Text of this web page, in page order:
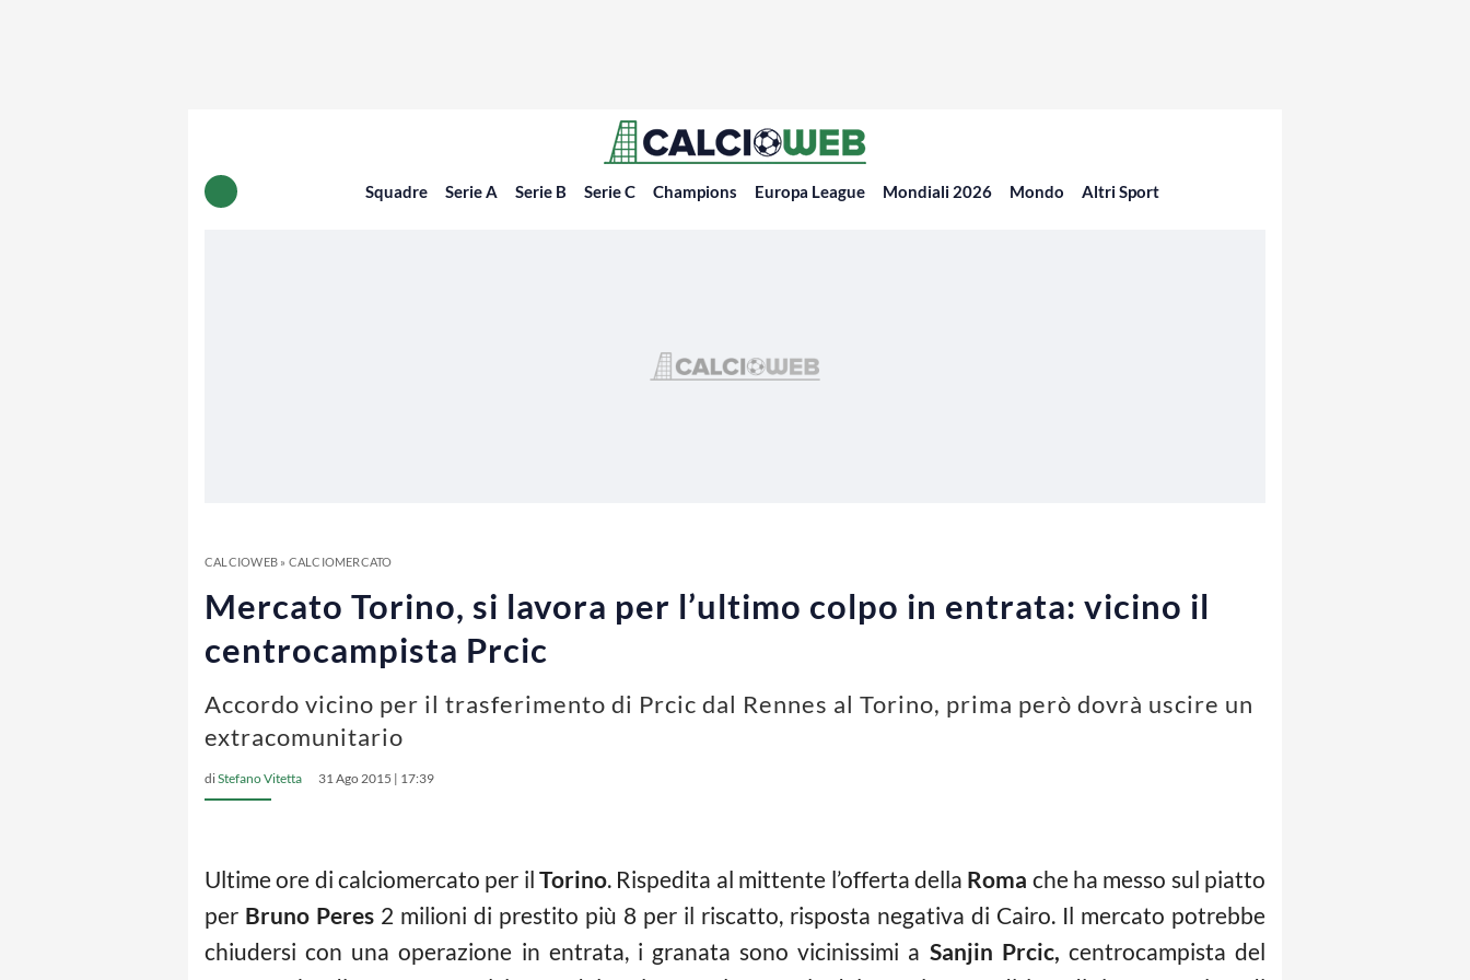
Squadre Serie A Serie B Serie C Champions Europa League Mondiali 2026 Mondo Altri Sport
CALCIOWEB» CALCIOMERCATO
Mercato Torino, si lavora per l’ultimo colpo in entrata: vicino il
centrocampista Prcic
Accordo vicino per il trasferimento di Prcic dal Rennes al Torino, prima però dovrà uscire un
extracomunitario
diStefano Vitetta 31 Ago 2015 | 17:39
Ultime ore di calciomercato per ilTorino. Rispedita al mittente l’offerta della Roma che ha messo sul piatto
per Bruno Peres 2 milioni di prestito più 8 per il riscatto, risposta negativa di Cairo. Il mercato potrebbe
chiudersi con una operazione in entrata, i granata sono vicinissimi a Sanjin Prcic, centrocampista del